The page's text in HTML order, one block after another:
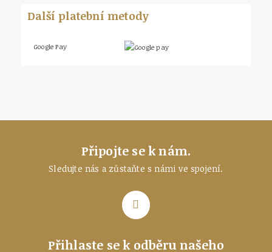
Další platební metody
Google Pay
Připojte se k nám.
Sledujte nás a zůstaňtes námi ve spojení.
Přihlaste se k odběru našeho